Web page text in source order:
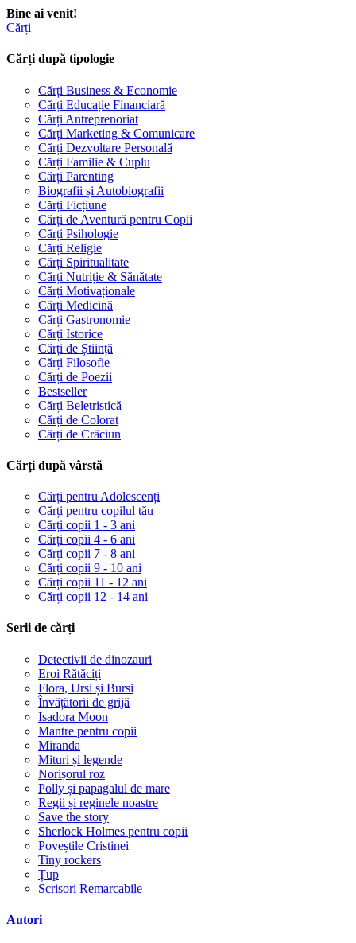
Bine ai venit!
Cărți
Cărți după tipologie
Cărți Business & Economie
Cărți Educație Financiară
Cărți Antreprenoriat
Cărți Marketing & Comunicare
Cărți Dezvoltare Personală
Cărți Familie & Cuplu
Cărți Parenting
Biografii și Autobiografii
Cărți Ficțiune
Cărți de Aventură pentru Copii
Cărți Psihologie
Cărți Religie
Cărți Spiritualitate
Cărți Nutriție & Sănătate
Cărți Motivaționale
Cărți Medicină
Cărți Gastronomie
Cărți Istorice
Cărți de Știință
Cărți Filosofie
Cărți de Poezii
Bestseller
Cărți Beletristică
Cărți de Colorat
Cărți de Crăciun
Cărți după vârstă
Cărți pentru Adolescenți
Cărți pentru copilul tău
Cărți copii 1 - 3 ani
Cărți copii 4 - 6 ani
Cărți copii 7 - 8 ani
Cărți copii 9 - 10 ani
Cărți copii 11 - 12 ani
Cărți copii 12 - 14 ani
Serii de cărți
Detectivii de dinozauri
Eroi Rătăciți
Flora, Ursi și Bursi
Învățătorii de grijă
Isadora Moon
Mantre pentru copii
Miranda
Mituri și legende
Norișorul roz
Polly și papagalul de mare
Regii și reginele noastre
Save the story
Sherlock Holmes pentru copii
Poveștile Cristinei
Tiny rockers
Țup
Scrisori Remarcabile
Autori